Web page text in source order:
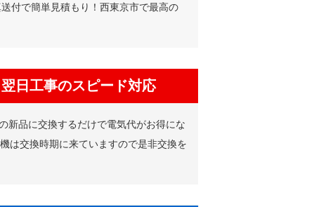
付で簡単見積もり！西東京市で最高の
日工事のスピード対応
新品に交換するだけで電気代がお得にな
は交換時期に来ていますので是非交換を